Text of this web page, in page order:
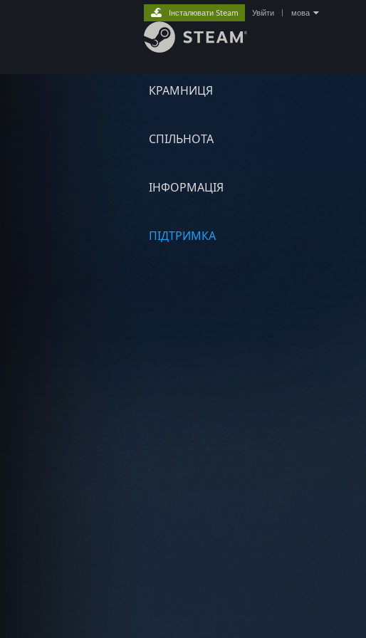
КРАМНИЦЯ
СПІЛЬНОТА
ІНФОРМАЦІЯ
ПІДТРИМКА
Інсталювати Steam Увійти мова